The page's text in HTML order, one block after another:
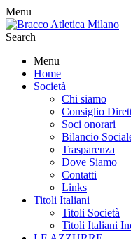
Menu
Search
Menu
Home
Società
Chi siamo
Consiglio
Soci onorari
Bilancio
Trasparenza
Dove Siamo
Contatti
Links
Titoli Italiani
Titoli Società
Titoli Italiani